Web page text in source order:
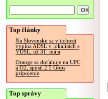
Top články
Na Slovensku sa v tichosti
vypína ADSL v lokalitách s
VDSL, už 31. mája
Orange sa doťahuje na UPC
a O2, spustí 2.5 Gbps
pripojenie
Top správy